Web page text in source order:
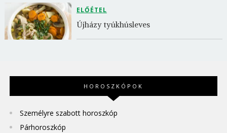
ELŐÉTEL
Újházy tyúkhúsleves
HOROSZKÓPOK
Személyre szabott horoszkóp
Párhoroszkóp